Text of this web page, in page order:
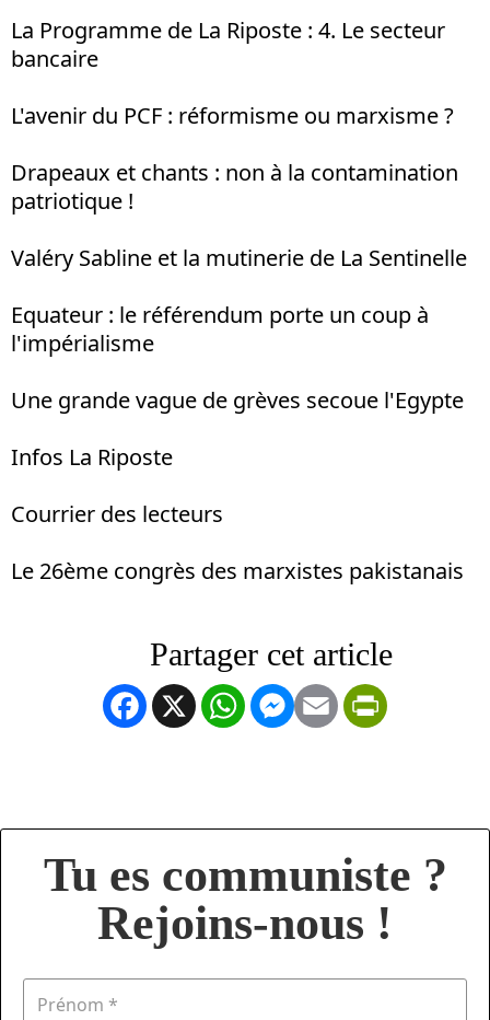
La Programme de La Riposte : 4. Le secteur
bancaire
L'avenir du PCF : réformisme ou marxisme ?
Drapeaux et chants : non à la contamination
patriotique !
Valéry Sabline et la mutinerie de La Sentinelle
Equateur : le référendum porte un coup à
l'impérialisme
Une grande vague de grèves secoue l'Egypte
Infos La Riposte
Courrier des lecteurs
Le 26ème congrès des marxistes pakistanais
Facebook
X WhatsApp
Messenger
Email
Tu es communiste ?
Rejoins-nous !